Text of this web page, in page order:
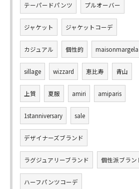
テーパードパンツ プルオーバー
ジャケット ジャケットコーデ
カジュアル 個性的 maisonmargela
sillage wizzard 恵比寿 青山
上質 夏服 amiri amiparis
1stanniversary sale
デザイナーズブランド
ラグジュアリーブランド 個性派ブラン
ハーフパンツコーデ